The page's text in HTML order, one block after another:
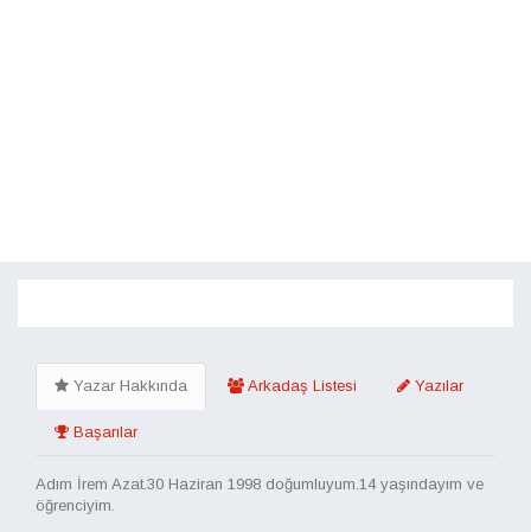
Yazar Hakkında Arkadaş Listesi Yazılar
Başarılar
Adım İrem Azat.30 Haziran 1998 doğumluyum.14 yaşındayım ve
öğrenciyim.